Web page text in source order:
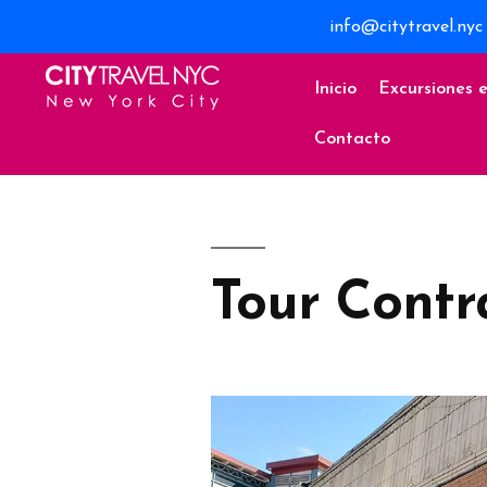
info@citytravel.nyc
Inicio Excursiones
Contacto
Tour